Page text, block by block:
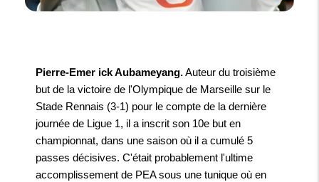
Pierre-Emer ick Aubameyang.Auteur du troisième
but de la victoire de l'Olympique de Marseille sur le
Stade Rennais (3-1) pour le compte de la dernière
journée de Ligue 1, il a inscrit son 10e but en
championnat, dans une saison où il a cumulé 5
passes décisives. C'était probablement l'ultime
accomplissement de PEA sous une tunique où en